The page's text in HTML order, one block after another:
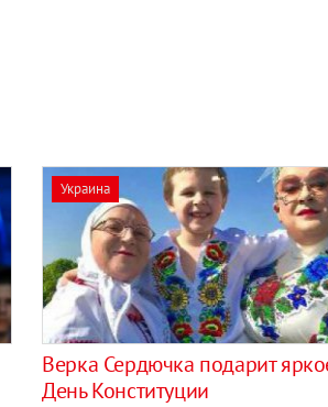
Украина
Верка Сердючка подарит
День Конституции